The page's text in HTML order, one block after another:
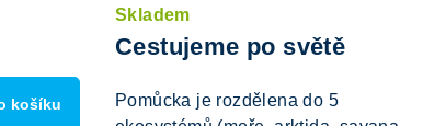
košíku
Skladem
Cestujeme po světě
Pomůcka je rozdělena do 5